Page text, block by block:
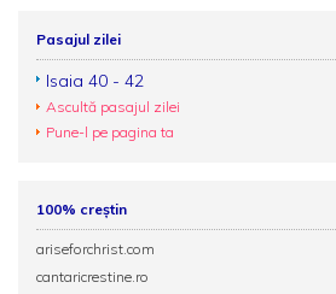
Pasajul zilei
Isaia 40 - 42
Ascultă pasajul zilei
Pune-l pe pagina ta
100% creștin
ariseforchrist.com
cantaricrestine.ro